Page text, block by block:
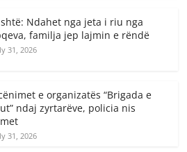
Ndahet nga jeta i riu nga
familja jep lajmin e rëndë
31, 2026
e organizatës “Brigada e
ndaj zyrtarëve, policia nis
31, 2026